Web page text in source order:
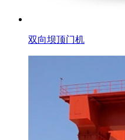
双向坝顶门机